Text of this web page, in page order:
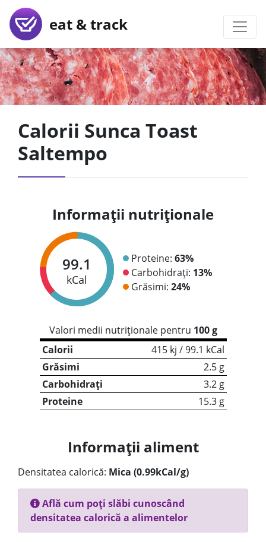
eat & track
Calorii Sunca Toast
Saltempo
Informații nutriționale
99.1
kCal
Proteine: 63%
Carbohidrați: 13%
Grăsimi: 24%
Valori medii nutriționale pentru 100 g
Calorii
415 kj / 99.1 kCal
Grăsimi
2.5 g
Carbohidrați
3.2 g
Proteine
15.3 g
Informații aliment
Densitatea calorică: Mica (0.99kCal/g)
Află cum poți slăbi cunoscând
densitatea calorică a alimentelor